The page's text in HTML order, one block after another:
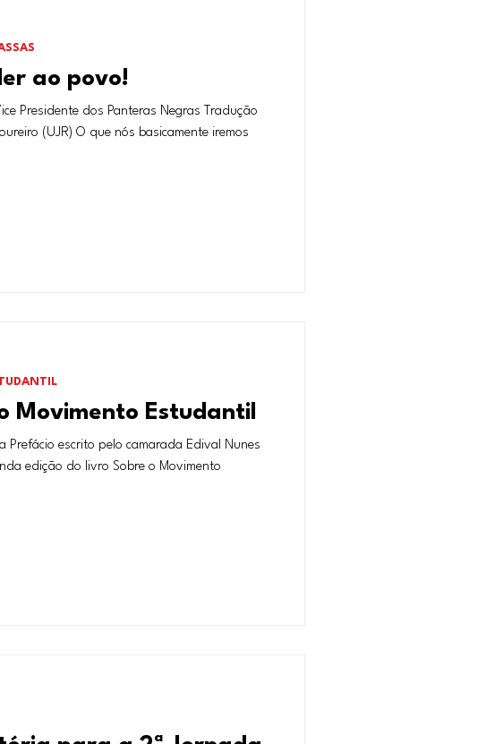
ao povo!
(UJR) O que nós basicamente iremos
Movimento Estudantil
Prefácio escrito pelo camarada Edival Nunes
edição do livro Sobre o Movimento